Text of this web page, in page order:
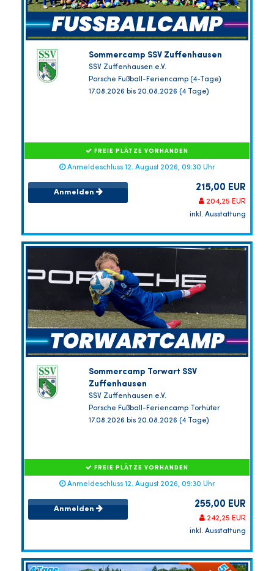
Sommercamp SSV Zuffenhausen
SSV Zuffenhausen e.V.
Porsche Fußball-Feriencamp (4-Tage)
17.08.2026 bis 20.08.2026 (4 Tage)
FREIE PLÄTZE VORHANDEN
Anmeldeschluss 12. August 2026, 09:30 Uhr
Anmelden 215,00 EUR
204,25 EUR
inkl. Ausstattung
Sommercamp Torwart SSV
Zuffenhausen
SSV Zuffenhausen e.V.
Porsche Fußball-Feriencamp Torhüter
17.08.2026 bis 20.08.2026 (4 Tage)
FREIE PLÄTZE VORHANDEN
Anmeldeschluss 12. August 2026, 09:30 Uhr
Anmelden 255,00 EUR
242,25 EUR
inkl. Ausstattung